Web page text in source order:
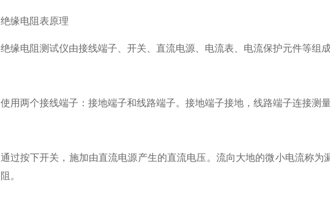
绝缘电阻表原理
绝缘电阻测试仪由接线端子、开关、直流电源、电流表、电流保护元件等组
使用两个接线端子：接地端子和线路端子。接地端子接地，线路端子连接测
通过按下开关，施加由直流电源产生的直流电压。流向大地的微小电流称
阻。